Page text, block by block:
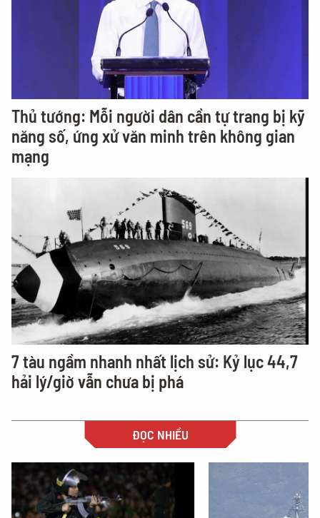
Thủ tướng: Mỗi người dân cần tự trang bị kỹ
năng số, ứng xử văn minh trên không gian
mạng
7 tàu ngầm nhanh nhất lịch sử: Kỷ lục 44,7
hải lý/giờ vẫn chưa bị phá
ĐỌC NHIỀU